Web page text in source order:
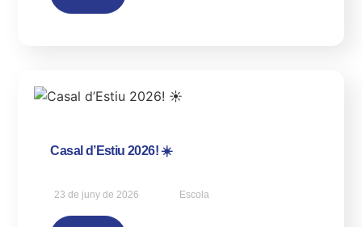
Casal d’Estiu 2026! ☀️
23 de juny de 2026 Escola